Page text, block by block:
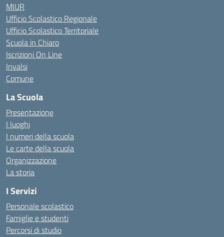
MIUR
Ufficio Scolastico Regionale
Ufficio Scolastico Territoriale
Scuola in Chiaro
Iscrizioni On Line
Invalsi
Comune
La Scuola
Presentazione
I luoghi
I numeri della scuola
Le carte della scuola
Organizzazione
La storia
I Servizi
Personale scolastico
Famiglie e studenti
Percorsi di studio